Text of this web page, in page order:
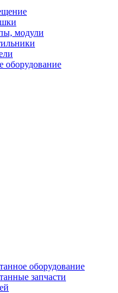
модули
оборудование
оборудование
запчасти